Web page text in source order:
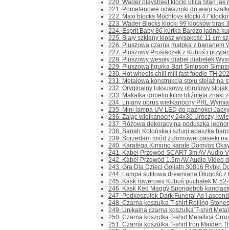
220. Wader playstreet klocki ulica Stan jak
221. Porcelanowe odważniki do wagi
222. Maxi blocks Mochtoys klocki 47
223. Wader Blocks klocki 99 klocków brak
224. Esprit Baby 86 kurtka Bardzo ładna
225. Biały szklany klosz wysokość 11 cm
226. Pluszowa czarna małpka z bananem
227. Pluszowy Prosiaczek z Kubuś i
228. Pluszowy wesoły diabeł diabełek
229. Pluszowa figurka Bart Simpson
230. Hot wheels chill mill fast foodie TH
231. Metalowa konstrukcja stołu stelaż na
232. Oryginalny luksusowy obrotowy
233. Makatka gobelin kilim bliźnięta znaki
234. Lniany obrus wielkanocny PRL
235. Mini lampa UV LED do paznokci
236. Zając wielkanocny 24x30 Uroczy,
237. Różowa dekoracyjna poduszka
238. Sanah Kolońska i szlugi apaszka
239. Sprzedam miód z domowej pasieki
240. Karatega Kimono karate Domyos
241. Kabel Przewód SCART 3m AV Audio
242. Kabel Przewód 1,5m AV Audio Video
243. Gra Dla Dzieci Goliath 30816 Rybki
244. Lampa sufitowa drewniana Długość z
245. Kask rowerowy Kubuś puchatek M
246. Kask Ked Maggy Spongebob
247. Podkoszulek Dark Funeral As i ascend
248. Czarna koszulka T-shirt Rolling
249. Unikalna czarna koszulka T-shirt
250. Czarna koszulka T-shirt Metallica
251. Czarna koszulka T-shirt Iron Maiden